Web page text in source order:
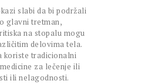
slabi da bi podržali
glavni tretman,
na stopalu mogu
delovima tela.
koriste tradicionalni
za lečenje ili
ili nelagodnosti.